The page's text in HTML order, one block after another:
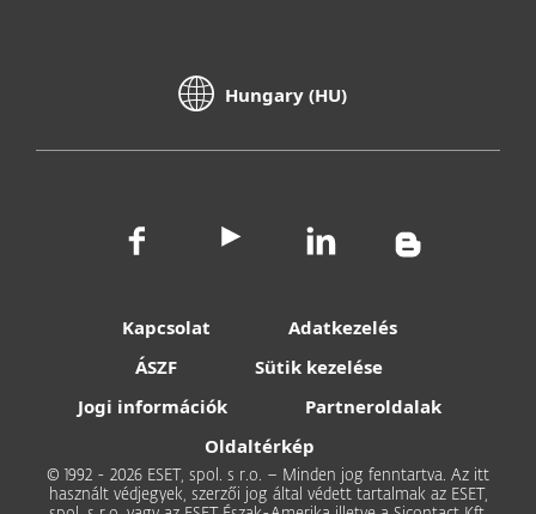
Hungary (HU)
Kapcsolat
Adatkezelés
ÁSZF
Sütik kezelése
Jogi információk
Partneroldalak
Oldaltérkép
© 1992 - 2026 ESET, spol. s r.o. – Minden jog fenntartva. Az itt
használt védjegyek, szerzői jog által védett tartalmak az ESET,